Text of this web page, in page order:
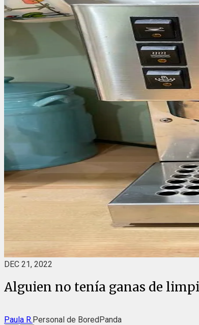
DEC 21, 2022
Alguien no tenía ganas de
Paula R.Personal de BoredPanda